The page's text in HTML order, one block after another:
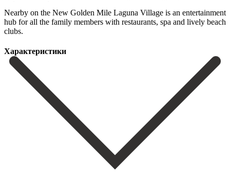
‌Nearby on ‌the New Golden Mile Laguna Village is an ‌entertainment
hub ‌for all ‌the family members ‌with ‌restaurants, ‌spa ‌and ‌lively ‌beach
‌clubs.
Характеристики